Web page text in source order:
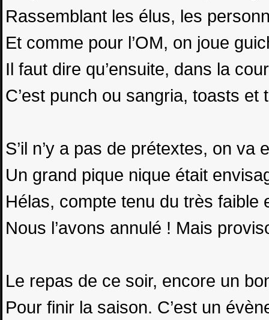
Rassemblant les élus, les
Et comme pour l’OM, on joue
Il faut dire qu’ensuite, dans la
C’est punch ou sangria, toasts et
S’il n’y a pas de prétextes, on va
Un grand pique nique était
Hélas, compte tenu du très faible
Nous l’avons annulé ! Mais
Le repas de ce soir, encore un
Pour finir la saison. C’est un